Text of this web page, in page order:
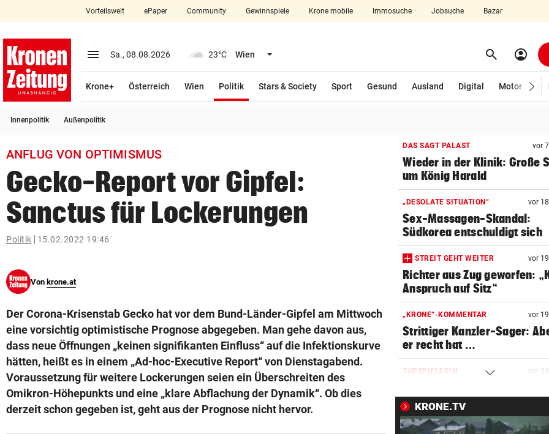
closeSchließen
account_circle Anmelden
arrow_right
bookmark
search
Suchbegriff
eingeben
© Krone Multimedia GmbH & Co KG 2026
Vorteilswelt ePaper Community Gewinnspiele Krone mobile Immosuche Jobsuche Bazar
menu Menü aufklappen
Sa., 08.08.2026 23°C Wien Menü aufklappen search Suchen
account_circle
Krone+ Österreich Wien Politik
Stars & Society
Sport Gesund Ausland Digital Motor
Innenpolitik Außenpolitik
ANFLUG VON OPTIMISMUS
Gecko-Report vor Gipfel:
Sanctus für Lockerungen
Politik 15.02.2022 19:46
Von krone.at
Der Corona-Krisenstab Gecko hat vor dem Bund-Länder-Gipfel am Mittwoch
eine vorsichtig optimistische Prognose abgegeben. Man gehe davon aus,
dass neue Öffnungen „keinen signifikanten Einfluss“ auf die Infektionskurve
hätten, heißt es in einem „Ad-hoc-Executive Report“ von Dienstagabend.
Voraussetzung für weitere Lockerungen seien ein Überschreiten des
Omikron-Höhepunkts und eine „klare Abflachung der Dynamik“. Ob dies
derzeit schon gegeben ist, geht aus der Prognose nicht hervor.
DAS SAGT PALAST vor
Wieder in der Klinik: Große
um König Harald
„DESOLATE SITUATION“ vor
Sex-Massagen-Skandal:
Südkorea entschuldigt sich
STREIT GEHT WEITER vor
Richter aus Zug geworfen:
Anspruch auf Sitz“
„KRONE“-KOMMENTAR vor
Strittiger Kanzler-Sager:
er recht hat …
TOPSPIELERIN vor
Wahl“
WM-TEAMCHEF STINKSAUER vor 41
KRONE.TV